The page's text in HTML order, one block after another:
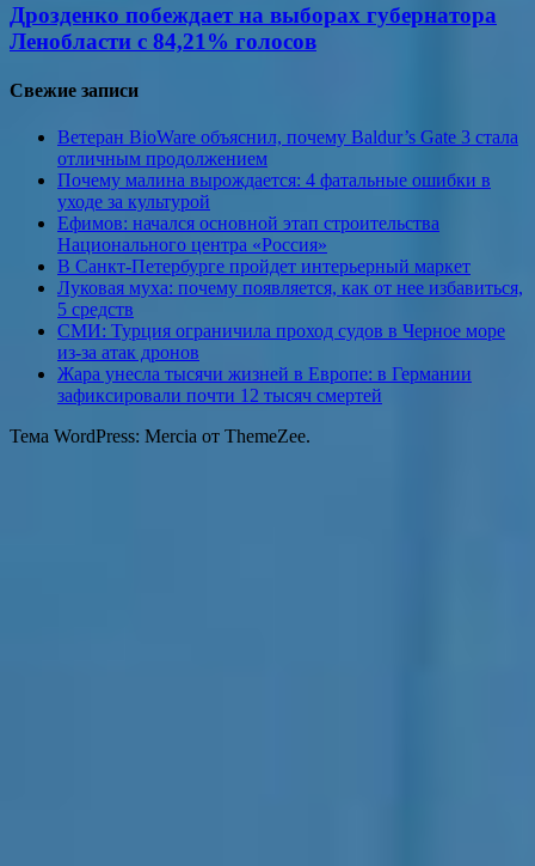
Дрозденко побеждает на выборах губернатора
Ленобласти с 84,21% голосов
Свежие записи
Ветеран BioWare объяснил, почему Baldur’s Gate 3 стала
отличным продолжением
Почему малина вырождается: 4 фатальные ошибки в
уходе за культурой
Ефимов: начался основной этап строительства
Национального центра «Россия»
В Санкт-Петербурге пройдет интерьерный маркет
Луковая муха: почему появляется, как от нее избавиться,
5 средств
СМИ: Турция ограничила проход судов в Черное море
из-за атак дронов
Жара унесла тысячи жизней в Европе: в Германии
зафиксировали почти 12 тысяч смертей
Тема WordPress: Mercia от ThemeZee.